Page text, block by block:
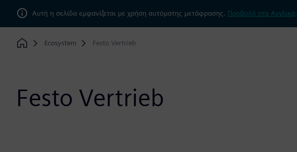
Αυτή η σελίδα εμφανίζεται με χρήση αυτόματης μετάφρασης. Προβολή στα Αγγλικά;
Home
Ecosystem Festo Vertrieb
Festo Vertrieb